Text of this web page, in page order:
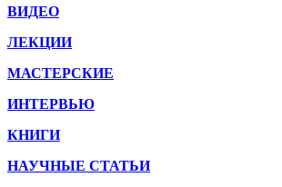
ВИДЕО
ЛЕКЦИИ
МАСТЕРСКИЕ
ИНТЕРВЬЮ
КНИГИ
НАУЧНЫЕ СТАТЬИ